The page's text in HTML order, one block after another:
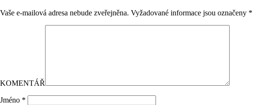
Vaše e-mailová adresa nebude zveřejněna. Vyžadované informace jsou označeny *
KOMENTÁŘ
Jméno *